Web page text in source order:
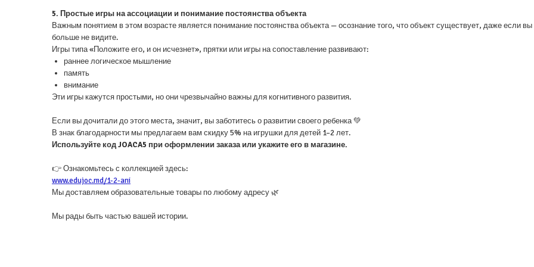
5. Простые игры на ассоциации и понимание постоянства объекта
Важным понятием в этом возрасте является понимание постоянства объекта — осознание того, что объект существует, даже если вы
больше не видите.
Игры типа «Положите его, и он исчезнет», прятки или игры на сопоставление развивают:
раннее логическое мышление
память
внимание
Эти игры кажутся простыми, но они чрезвычайно важны для когнитивного развития.
Если вы дочитали до этого места, значит, вы заботитесь о развитии своего ребенка 💚
В знак благодарности мы предлагаем вам скидку 5% на игрушки для детей 1–2 лет.
Используйте код JOACA5 при оформлении заказа или укажите его в магазине.
👉 Ознакомьтесь с коллекцией здесь:
www.edujoc.md/1-2-ani
Мы доставляем образовательные товары по любому адресу 🌿
Мы рады быть частью вашей истории.